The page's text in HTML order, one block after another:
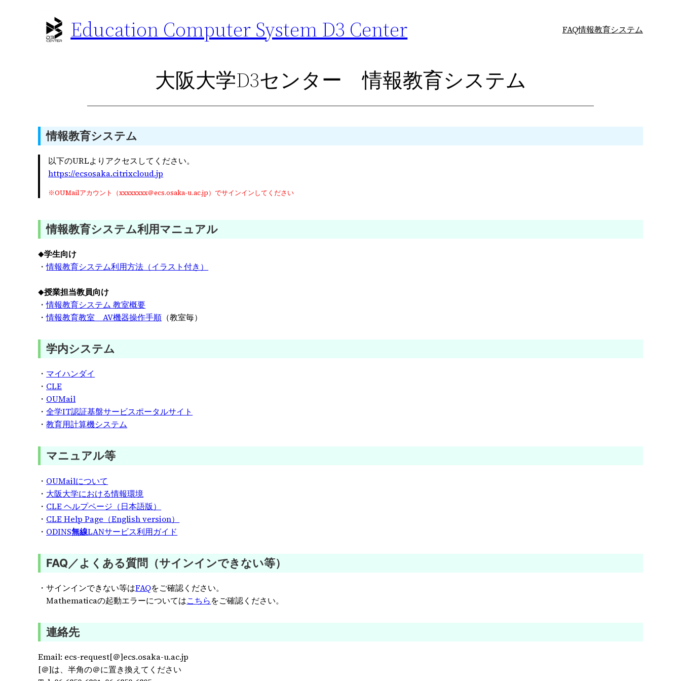
Education Computer System D3 Center FAQ情報教育システム
大阪大学D3センター 情報教育システム
情報教育システム
以下のURLよりアクセスしてください。
https://ecsosaka.citrixcloud.jp
※OUMailアカウント（xxxxxxxx＠ecs.osaka-u.ac.jp）でサインインしてください
情報教育システム利用マニュアル
◆学生向け
・情報教育システム利用方法（イラスト付き）
◆授業担当教員向け
・情報教育システム 教室概要
・情報教育教室 AV機器操作手順 （教室毎）
学内システム
・ マイハンダイ
・ CLE
・ OUMail
・全学IT認証基盤サービスポータルサイト
・教育用計算機システム
マニュアル等
・ OUMailについて
・ 大阪大学における情報環境
・ CLE ヘルプページ（日本語版）
・ CLE Help Page（English version）
・ ODINS無線LANサービス利用ガイド
FAQ／よくある質問（サインインできない等）
・サインインできない等はFAQをご確認ください。
Mathematicaの起動エラーについてはこちらをご確認ください。
連絡先
Email: ecs-request[＠]ecs.osaka-u.ac.jp
[＠]は、半角の＠に置き換えてください